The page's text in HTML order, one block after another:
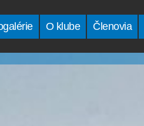
O klube Členovia